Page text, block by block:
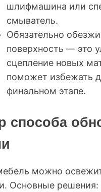
шлифмашина или
смыватель.
Обязательно
поверхность — это
сцепление новых
поможет избежать
финальном этапе.
способа
можно
Основные решения: